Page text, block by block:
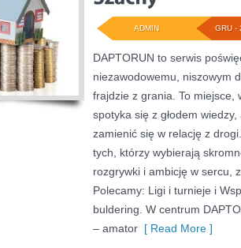
GRU -
ADMIN
DAPTORUN to serwis
niezawodowemu, niszowym
frajdzie z grania. To miejsce,
spotyka się z głodem
zamienić się w relację z
tych, którzy wybierają
rozgrywki i ambicję w sercu,
Polecamy: Ligi i turnieje i
buldering. W centrum
– amator [ Read More ]